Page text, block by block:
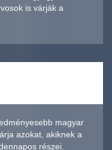
is várják a
magyar
azokat, akiknek a
részei.